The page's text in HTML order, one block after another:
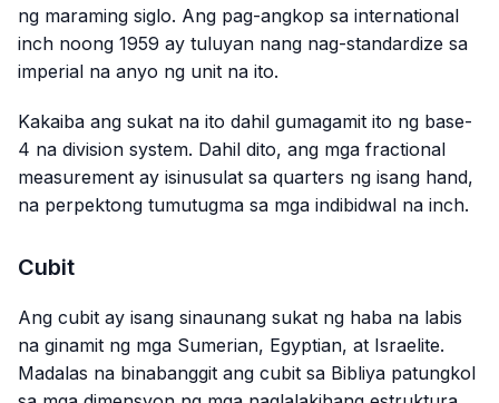
ng maraming siglo. Ang pag-angkop sa international
inch noong 1959 ay tuluyan nang nag-standardize sa
imperial na anyo ng unit na ito.
Kakaiba ang sukat na ito dahil gumagamit ito ng base-
4 na division system. Dahil dito, ang mga fractional
measurement ay isinusulat sa quarters ng isang hand,
na perpektong tumutugma sa mga indibidwal na inch.
Cubit
Ang cubit ay isang sinaunang sukat ng haba na labis
na ginamit ng mga Sumerian, Egyptian, at Israelite.
Madalas na binabanggit ang cubit sa Bibliya patungkol